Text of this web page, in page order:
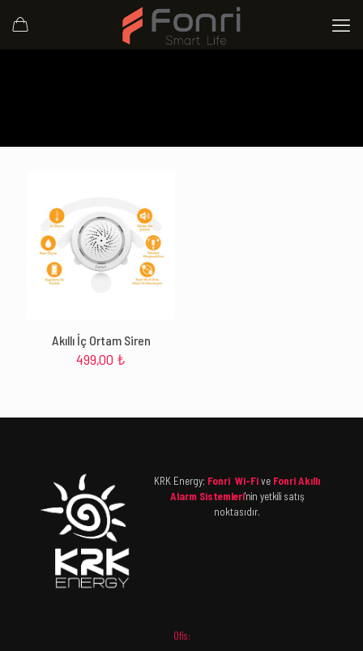
Akıllı İç Ortam Siren
499,00 ₺
KRK Energy; Fonri Wi-Five Fonri Akıllı
Alarm Sistemleri'nin yetkili satış
noktasıdır.
Ofis: